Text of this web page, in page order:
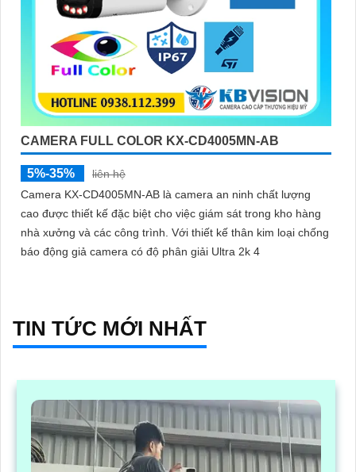
CAMERA FULL COLOR KX-CD4005MN-AB
5%-35%
liên hệ
Camera KX-CD4005MN-AB là camera an ninh chất lượng
cao được thiết kế đặc biệt cho việc giám sát trong kho hàng
nhà xưởng và các công trình. Với thiết kế thân kim loại chống
báo động giả camera có độ phân giải Ultra 2k 4
TIN TỨC MỚI NHẤT